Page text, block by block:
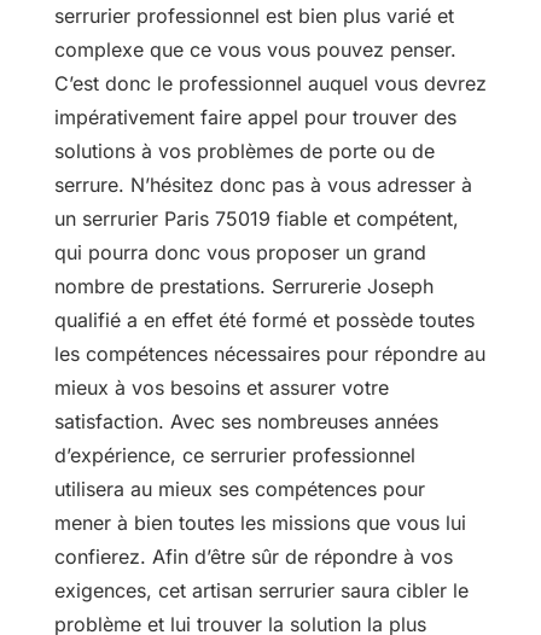
serrurier professionnel est bien plus varié et
complexe que ce vous vous pouvez penser.
C’est donc le professionnel auquel vous devrez
impérativement faire appel pour trouver des
solutions à vos problèmes de porte ou de
serrure. N’hésitez donc pas à vous adresser à
un serrurier Paris 75019 fiable et compétent,
qui pourra donc vous proposer un grand
nombre de prestations. Serrurerie Joseph
qualifié a en effet été formé et possède toutes
les compétences nécessaires pour répondre au
mieux à vos besoins et assurer votre
satisfaction. Avec ses nombreuses années
d’expérience, ce serrurier professionnel
utilisera au mieux ses compétences pour
mener à bien toutes les missions que vous lui
confierez. Afin d’être sûr de répondre à vos
exigences, cet artisan serrurier saura cibler le
problème et lui trouver la solution la plus